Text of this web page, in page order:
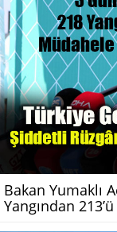
Bakan Yumaklı
Yangından